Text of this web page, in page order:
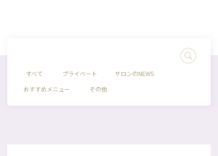
すべて プライベート
サロンのNEWS
おすすめメニュー
その他